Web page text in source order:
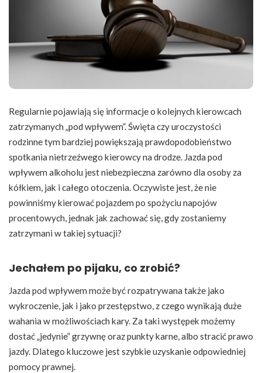
Regularnie pojawiają się informacje o kolejnych kierowcach
zatrzymanych „pod wpływem”. Święta czy uroczystości
rodzinne tym bardziej powiększają prawdopodobieństwo
spotkania nietrzeźwego kierowcy na drodze. Jazda pod
wpływem alkoholu jest niebezpieczna zarówno dla osoby za
kółkiem, jak i całego otoczenia. Oczywiste jest, że nie
powinniśmy kierować pojazdem po spożyciu napojów
procentowych, jednak jak zachować się, gdy zostaniemy
zatrzymani w takiej sytuacji?
Jechałem po pijaku, co zrobić?
Jazda pod wpływem może być rozpatrywana także jako
wykroczenie, jak i jako przestępstwo, z czego wynikają duże
wahania w możliwościach kary. Za taki występek możemy
dostać „jedynie” grzywnę oraz punkty karne, albo stracić prawo
jazdy. Dlatego kluczowe jest szybkie uzyskanie odpowiedniej
pomocy prawnej.